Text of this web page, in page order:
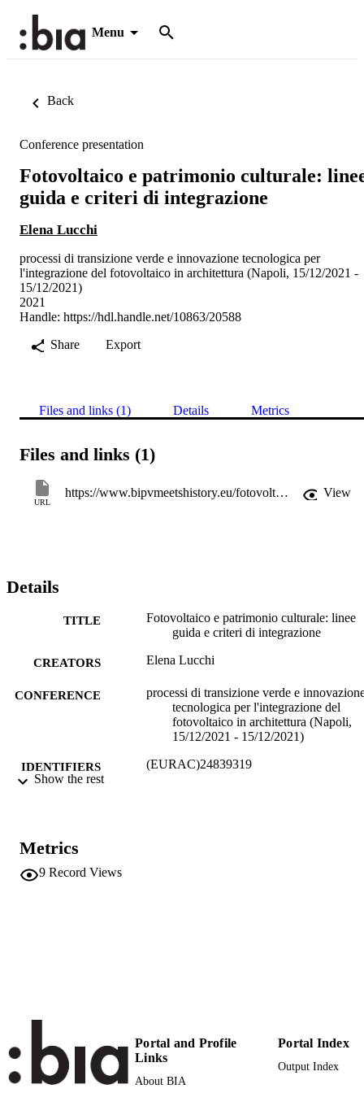
Menu
Back
Conference presentation
Fotovoltaico e patrimonio culturale:
guida e criteri di integrazione
Elena Lucchi
processi di transizione verde e innovazione tecnologica per
l'integrazione del fotovoltaico in architettura (Napoli, 15/12/2021 -
15/12/2021)
2021
Handle: https://hdl.handle.net/10863/20588
Share
Export
Files and links (1) Details Metrics
Files and links (1)
URL
https://www.bipvmeetshistory.eu/fotovoltaico-in-architettura-a-napoli/ View
Details
TITLE
Fotovoltaico e patrimonio culturale: linee
guida e criteri di integrazione
CREATORS Elena Lucchi
CONFERENCE
processi di transizione verde e
tecnologica per l'integrazione del
fotovoltaico in architettura (Napoli,
15/12/2021 - 15/12/2021)
IDENTIFIERS
(EURAC)24839319
Show the rest
Metrics
9 Record Views
Portal and Profile
Links
About BIA
Portal Index
Output Index